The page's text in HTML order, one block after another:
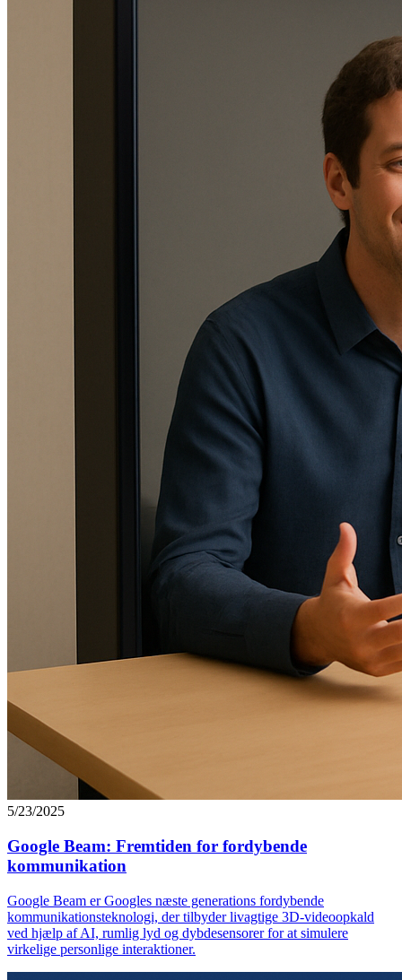
5/23/2025
Google Beam: Fremtiden for fordybende
kommunikation
Google Beam er Googles næste generations fordybende
kommunikationsteknologi, der tilbyder livagtige 3D-videoopkald
ved hjælp af AI, rumlig lyd og dybdesensorer for at simulere
virkelige personlige interaktioner.